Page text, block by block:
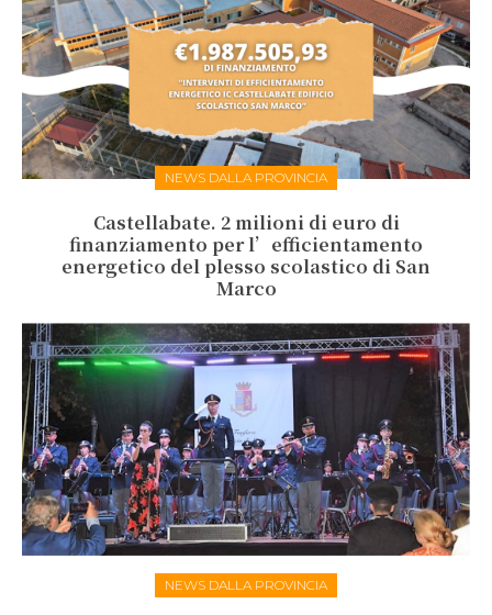
NEWS DALLA PROVINCIA
Castellabate. 2 milioni di euro di
finanziamento per l’efficientamento
energetico del plesso scolastico di San
Marco
NEWS DALLA PROVINCIA